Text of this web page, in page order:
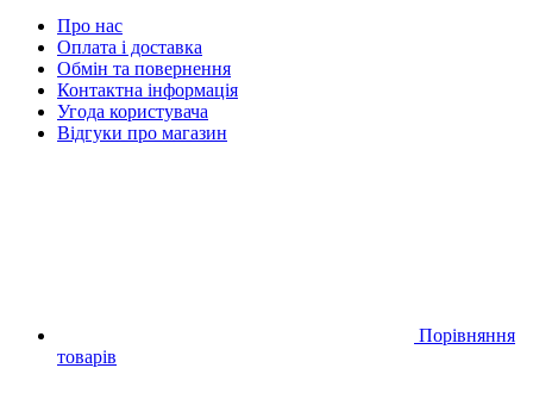
Про нас
Оплата і доставка
Обмін та повернення
Контактна інформація
Угода користувача
Відгуки про магазин
Порівняння
товарів